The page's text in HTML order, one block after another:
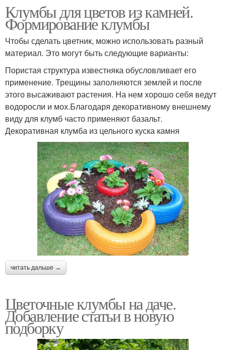
Клумбы для цветов из камней.
Формирование клумбы
Чтобы сделать цветник, можно использовать разный
материал. Это могут быть следующие варианты:
Пористая структура известняка обусловливает его
применение. Трещины заполняются землей и после
этого высаживают растения. На нем хорошо себя ведут
водоросли и мох.Благодаря декоративному внешнему
виду для клумб часто применяют базальт.
Декоративная клумба из цельного куска камня
читать дальше →
Цветочные клумбы на даче.
Добавление статьи в новую
подборку